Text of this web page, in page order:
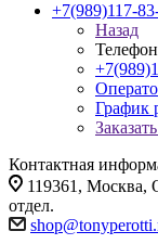
+7(989)117-
Назад
График
Контактная
119361, Москва,
отдел.